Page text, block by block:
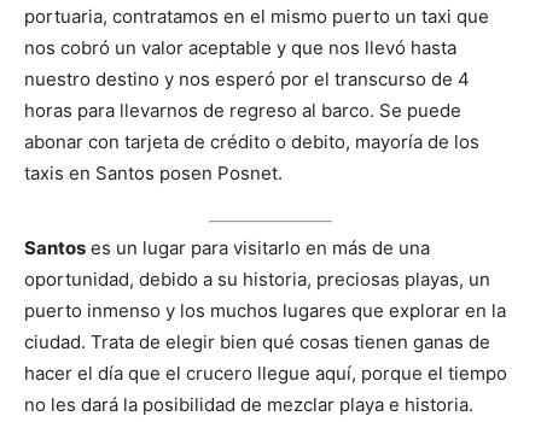
portuaria, contratamos en el mismo puerto un taxi que
nos cobró un valor aceptable y que nos llevó hasta
nuestro destino y nos esperó por el transcurso de 4
horas para llevarnos de regreso al barco. Se puede
abonar con tarjeta de crédito o debito, mayoría de los
taxis en Santos posen Posnet.
Santos es un lugar para visitarlo en más de una
oportunidad, debido a su historia, preciosas playas, un
puerto inmenso y los muchos lugares que explorar en la
ciudad. Trata de elegir bien qué cosas tienen ganas de
hacer el día que el crucero llegue aquí, porque el tiempo
no les dará la posibilidad de mezclar playa e historia.